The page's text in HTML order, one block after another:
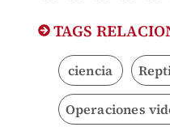
TAGS
ciencia
Operaciones